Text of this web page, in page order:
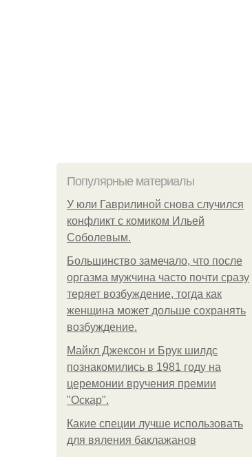
Популярные материалы
У юли Гаврилиной снова случился
конфликт с комиком Ильей
Соболевым.
Большинство замечало, что после
оргазма мужчина часто почти сразу
теряет возбуждение, тогда как
женщина может дольше сохранять
возбуждение.
Майкл Джексон и Брук шилдс
познакомились в 1981 году на
церемонии вручения премии
"Оскар".
Какие специи лучше использовать
для вяления баклажанов